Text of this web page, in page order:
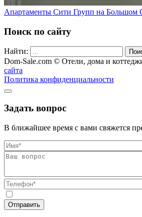
Апартаменты Сити Групп на Большом
Поиск по сайту
Найти:
Dom-Sale.com © Отели, дома и
сайта
Политика конфиденциальности
Задать вопрос
В ближайшее время с вами свяжется